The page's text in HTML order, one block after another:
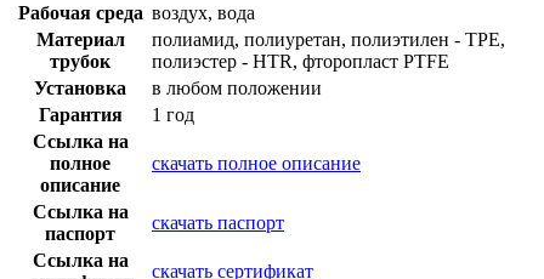
Рабочая среда воздух, вода
Материал
трубок
полиамид, полиуретан, полиэтилен - TPE,
полиэстер - HTR, фторопласт PTFE
Установка
в любом положении
Гарантия
1 год
Ссылка на
полное
описание
скачать полное описание
Ссылка на
паспорт
скачать паспорт
Ссылка на
скачать сертификат